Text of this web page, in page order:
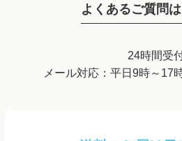
よくあるご質問
24時間受
メール対応：平日9時～17